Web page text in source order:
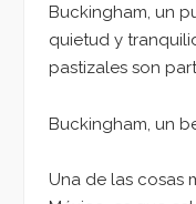
Buckingham, un
quietud y
pastizales son
Buckingham, un
Una de las cosas